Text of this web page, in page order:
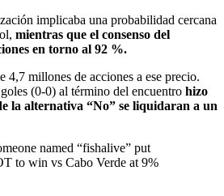
implicaba una probabilidad cercana
mientras que el consenso del
en torno al 92 %.
4,7 millones de acciones a ese precio.
(0-0) al término del encuentro hizo
la alternativa “No” se liquidaran a un
named “fishalive” put
to win vs Cabo Verde at 9%